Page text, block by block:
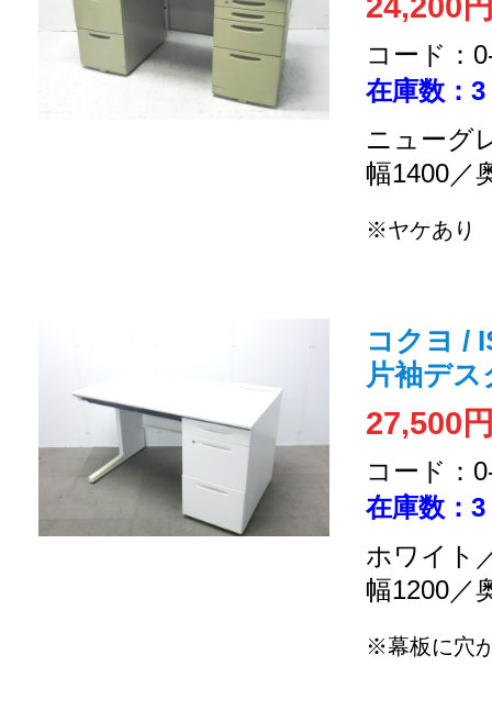
コード：
在庫数：3
ニューグ
幅1400／
※ヤケあり
コクヨ /
片袖デス
27,500
コード：
在庫数：3
ホワイト
幅1200／
※幕板に穴